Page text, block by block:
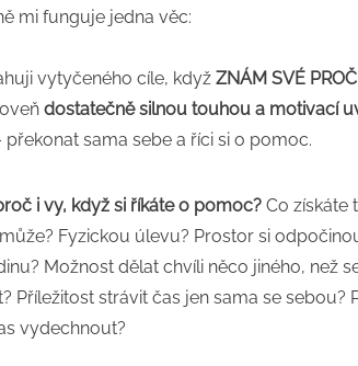
mi funguje jedna věc:
vytyčeného cíle, když ZNÁM SVÉ PROČ
dostatečně silnou touhou a motivací
překonat sama sebe a říci si o pomoc.
i vy, když si říkáte o pomoc? Co získáte
Fyzickou úlevu? Prostor si
Možnost dělat chvíli něco jiného, než
Příležitost strávit čas jen sama se sebou?
vydechnout?